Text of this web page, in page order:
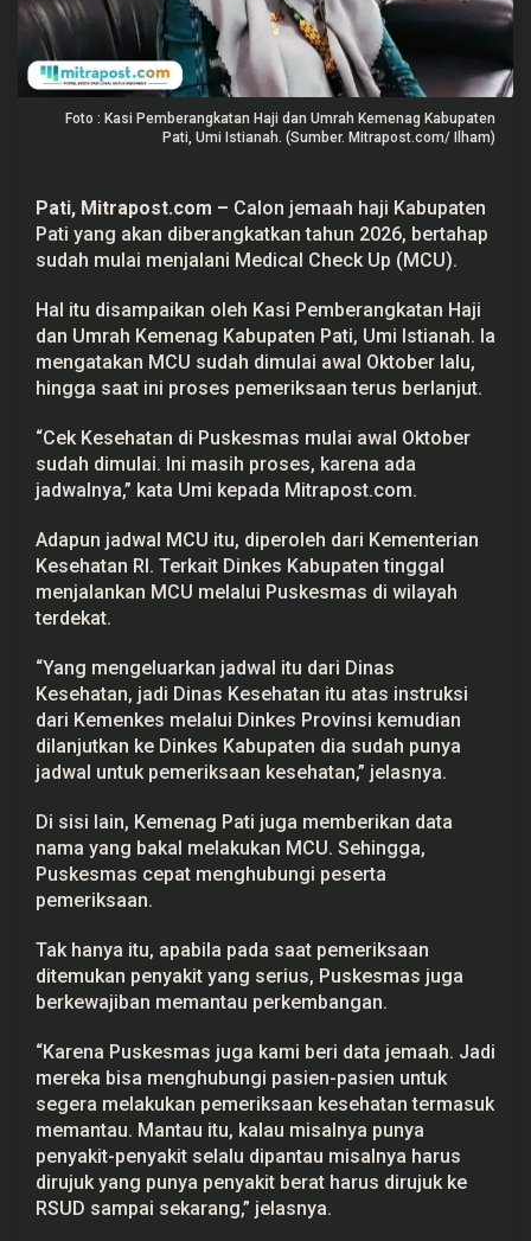
h
M
l
a
i
J
n
i
M
e
c
a
C
h
e
k
U
p
Foto : Kasi Pemberangkatan Haji dan Umrah Kemenag Kabupaten
Pati, Umi Istianah. (Sumber. Mitrapost.com/ Ilham)
Pati, Mitrapost.com – Calon jemaah haji Kabupaten
Pati yang akan diberangkatkan tahun 2026, bertahap
sudah mulai menjalani Medical Check Up (MCU).
Hal itu disampaikan oleh Kasi Pemberangkatan Haji
dan Umrah Kemenag Kabupaten Pati, Umi Istianah. Ia
mengatakan MCU sudah dimulai awal Oktober lalu,
hingga saat ini proses pemeriksaan terus berlanjut.
“Cek Kesehatan di Puskesmas mulai awal Oktober
sudah dimulai. Ini masih proses, karena ada
jadwalnya,” kata Umi kepada Mitrapost.com.
Adapun jadwal MCU itu, diperoleh dari Kementerian
Kesehatan RI. Terkait Dinkes Kabupaten tinggal
menjalankan MCU melalui Puskesmas di wilayah
terdekat.
“Yang mengeluarkan jadwal itu dari Dinas
Kesehatan, jadi Dinas Kesehatan itu atas instruksi
dari Kemenkes melalui Dinkes Provinsi kemudian
dilanjutkan ke Dinkes Kabupaten dia sudah punya
jadwal untuk pemeriksaan kesehatan,” jelasnya.
Di sisi lain, Kemenag Pati juga memberikan data
nama yang bakal melakukan MCU. Sehingga,
Puskesmas cepat menghubungi peserta
pemeriksaan.
Tak hanya itu, apabila pada saat pemeriksaan
ditemukan penyakit yang serius, Puskesmas juga
berkewajiban memantau perkembangan.
“Karena Puskesmas juga kami beri data jemaah. Jadi
mereka bisa menghubungi pasien-pasien untuk
segera melakukan pemeriksaan kesehatan termasuk
memantau. Mantau itu, kalau misalnya punya
penyakit-penyakit selalu dipantau misalnya harus
dirujuk yang punya penyakit berat harus dirujuk ke
RSUD sampai sekarang,” jelasnya.